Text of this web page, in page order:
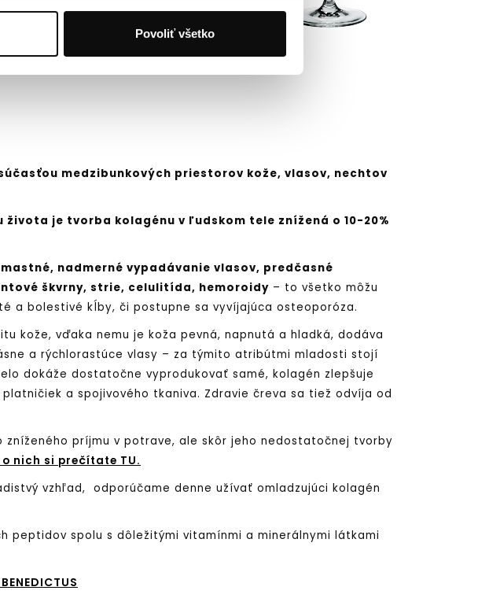
Povoliť všetko
medzibunkových priestorov kože, vlasov, nechtov
života je tvorba kolagénu v ľudskom tele znížená o 10-20%
nadmerné vypadávanie vlasov, predčasné
škvrny, strie, celulitída, hemoroidy – to všetko môžu
a bolestivé kĺby, či postupne sa vyvíjajúca osteoporóza.
kože, vďaka nemu je koža pevná, napnutá a hladká, dodáva
a rýchlorastúce vlasy – za týmito atribútmi mladosti stojí
dokáže dostatočne vyprodukovať samé, kolagén zlepšuje
a spojivového tkaniva. Zdravie čreva sa tiež odvíja od
príjmu v potrave, ale skôr jeho nedostatočnej tvorby
nich si prečítate TU.
vzhľad, odporúčame denne užívať omladzujúci kolagén
peptidov spolu s dôležitými vitamínmi a minerálnymi látkami